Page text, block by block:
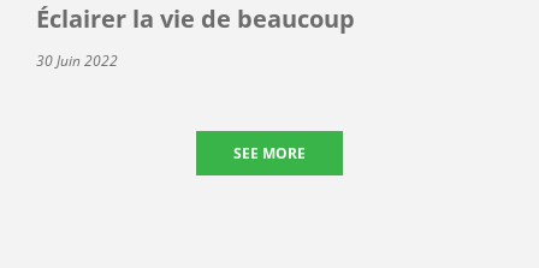
Éclairer la vie de beaucoup
30 Juin 2022
SEE MORE